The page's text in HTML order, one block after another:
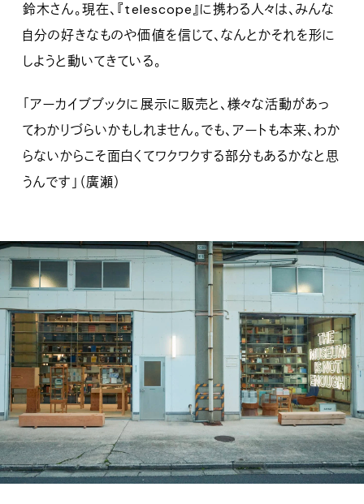
鈴木さん。現在、『telescope』に携わる人々は、みんな
自分の好きなものや価値を信じて、なんとかそれを形に
しようと動いてきている。
「アーカイブブックに展示に販売と、様々な活動があっ
てわかりづらいかもしれません。でも、アートも本来、わか
らないからこそ面白くてワクワクする部分もあるかなと思
うんです」（廣瀬）